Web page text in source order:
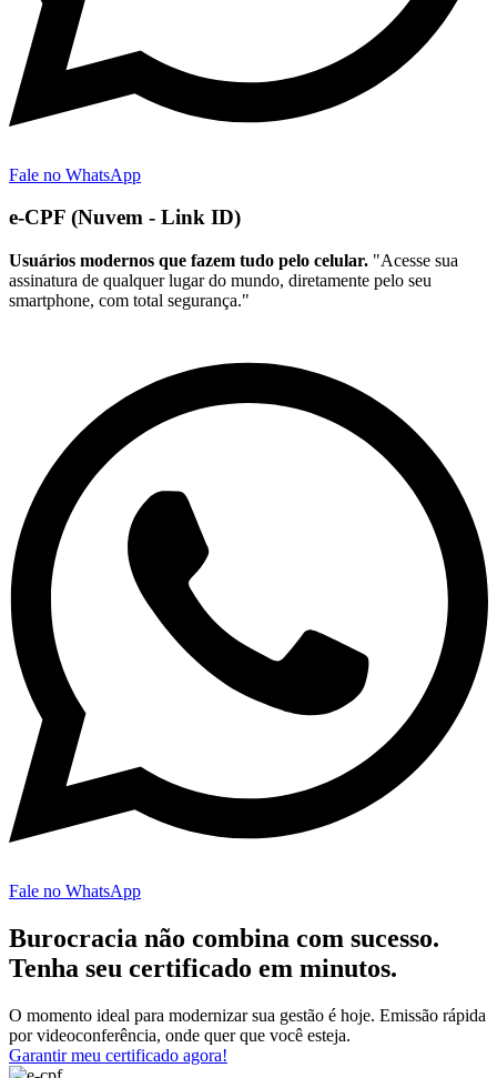
Fale no WhatsApp
e-CPF (Nuvem - Link ID)
Usuários modernos que fazem tudo pelo celular. "Acesse sua
assinatura de qualquer lugar do mundo, diretamente pelo seu
smartphone, com total segurança."
Fale no WhatsApp
Burocracia não combina com sucesso.
Tenha seu certificado em minutos.
O momento ideal para modernizar sua gestão é hoje. Emissão rápida
por videoconferência, onde quer que você esteja.
Garantir meu certificado agora!